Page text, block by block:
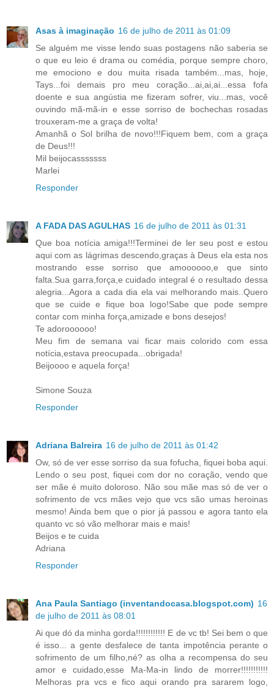
Asas à imaginação 16 de julho de 2011 às 01:09
Se alguém me visse lendo suas postagens não saberia se
o que eu leio é drama ou comédia, porque sempre choro,
me emociono e dou muita risada também...mas, hoje,
Tays...foi demais pro meu coração...ai,ai,ai...essa fofa
doente e sua angústia me fizeram sofrer, viu...mas, você
ouvindo mã-mã-in e esse sorriso de bochechas rosadas
trouxeram-me a graça de volta!
Amanhã o Sol brilha de novo!!!Fiquem bem, com a graça
de Deus!!!
Mil beijocasssssss
Marlei
Responder
A FADA DAS AGULHAS 16 de julho de 2011 às 01:31
Que boa notícia amiga!!!Terminei de ler seu post e estou
aqui com as lágrimas descendo,graças à Deus ela esta nos
mostrando esse sorriso que amoooooo,e que sinto
falta.Sua garra,força,e cuidado integral é o resultado dessa
alegria...Agora a cada dia ela vai melhorando mais..Quero
que se cuide e fique boa logo!Sabe que pode sempre
contar com minha força,amizade e bons desejos!
Te adoroooooo!
Meu fim de semana vai ficar mais colorido com essa
notícia,estava preocupada...obrigada!
Beijoooo e aquela força!
Simone Souza
Responder
Adriana Balreira 16 de julho de 2011 às 01:42
Ow, só de ver esse sorriso da sua fofucha, fiquei boba aqui.
Lendo o seu post, fiquei com dor no coração, vendo que
ser mãe é muito doloroso. Não sou mãe mas só de ver o
sofrimento de vcs mães vejo que vcs são umas heroinas
mesmo! Ainda bem que o pior já passou e agora tanto ela
quanto vc só vão melhorar mais e mais!
Beijos e te cuida
Adriana
Responder
Ana Paula Santiago (inventandocasa.blogspot.com) 16
de julho de 2011 às 08:01
Ai que dó da minha gorda!!!!!!!!!!!! E de vc tb! Sei bem o que
é isso... a gente desfalece de tanta impotência perante o
sofrimento de um filho,né? as olha a recompensa do seu
amor e cuidado,esse Ma-Ma-in lindo de morrer!!!!!!!!!!!
Melhoras pra vcs e fico aqui orando pra sararem logo,